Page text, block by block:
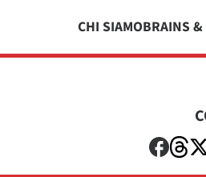
CHI SIAMOBRAINS